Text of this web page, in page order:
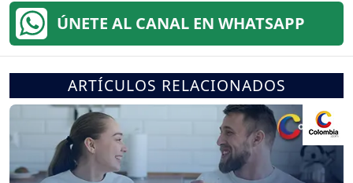
ÚNETE AL CANAL EN WHATSAPP
ARTÍCULOS RELACIONADOS